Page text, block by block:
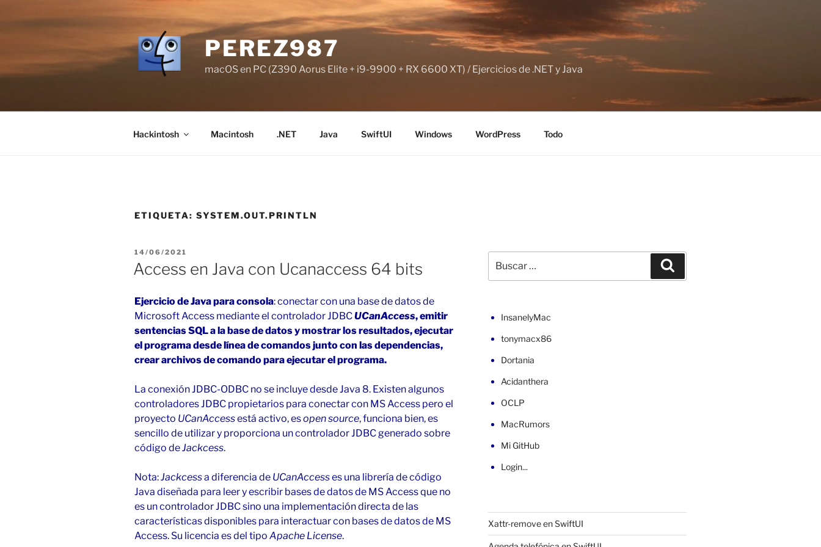
PEREZ987
macOS en PC (Z390 Aorus Elite + i9-9900 + RX 6600 XT) / Ejercicios de .NET y Java
Hackintosh Macintosh .NET Java SwiftUI Windows WordPress Todo
ETIQUETA: SYSTEM.OUT.PRINTLN
PUBLICADO
EL
14/06/2021
Access en Java con Ucanaccess 64 bits
Ejerciciode Java para consola: conectar con una base de datos de
Microsoft Access mediante el controlador JDBCUCanAccess, emitir
sentencias SQL a la base de datos y mostrar los resultados, ejecutar
el programa desde línea de comandos junto con las dependencias,
crear archivos de comando para ejecutar el programa.
La conexión JDBC-ODBC no se incluye desde Java 8. Existen algunos
controladores JDBC propietarios para conectar con MS Access pero el
proyecto UCanAccessestá activo, esopen source, funciona bien, es
sencillo de utilizar y proporciona un controlador JDBC generado sobre
código deJackcess.
Nota:Jackcessa diferencia de UCanAccesses una librería de código
Java diseñada para leer y escribir bases de datos de MS Access que no
es un controlador JDBC sino una implementación directa de las
características disponibles para interactuar con bases de datos de MS
Access. Su licencia es del tipo Apache License.
por:
InsanelyMac
tonymacx86
Dortania
Acidanthera
OCLP
MacRumors
Mi GitHub
Login...
Xattr-remove en SwiftUI